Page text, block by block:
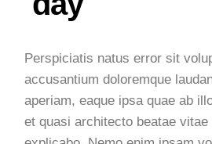
Perspiciatis natus error sit
accusantium doloremque
aperiam, eaque ipsa quae ab
et quasi architecto beatae